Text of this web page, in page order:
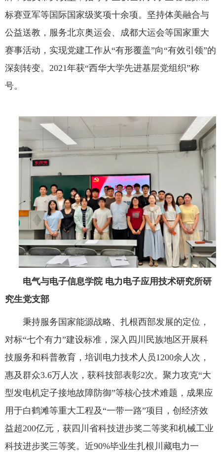
标赛亚军等国际国家级奖项十余项。坚持体美融合与
公益送教，服务北京奥运会、成都大运会等国家重大
赛事活动，实现党建工作从“有形覆盖”向“有效引领”的
深刻转变。2021年获“西华大学先进基层党组织”称
号。
电气与电子信息学院 电力电子应用技术研究所研
究生党支部
秉持服务国家能源战略、扎根西部发展的定位，
对标“七个有力”建设标准，深入四川民族地区开展科
技服务和科普教育，培训电力技术人员1200余人次，
惠及群众3.6万人次，获科技部表彰2次。聚力攻克“大
型发电机定子接地故障防御”等核心技术难题，成果应
用于白鹤滩等重大工程及“一带一路”项目，创经济效
益超200亿元，获四川省科技进步奖二等奖和机械工业
科技进步奖三等奖。近90%毕业生扎根川藏电力一